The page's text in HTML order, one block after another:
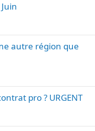
autre région que
pro ? URGENT